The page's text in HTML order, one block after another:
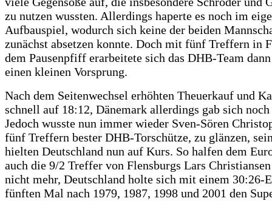
zu nutzen wussten. Allerdings haperte es noch im
Aufbauspiel, wodurch sich keine der beiden
zunächst absetzen konnte. Doch mit fünf Treffern in
dem Pausenpfiff erarbeitete sich das DHB-Team
einen kleinen Vorsprung.
Nach dem Seitenwechsel erhöhten Theuerkauf und
schnell auf 18:12, Dänemark allerdings gab sich
Jedoch wusste nun immer wieder Sven-Sören
fünf Treffern bester DHB-Torschütze, zu glänzen,
hielten Deutschland nun auf Kurs. So halfen dem
auch die 9/2 Treffer von Flensburgs Lars
nicht mehr, Deutschland holte sich mit einem 30:26-
fünften Mal nach 1979, 1987, 1998 und 2001 den